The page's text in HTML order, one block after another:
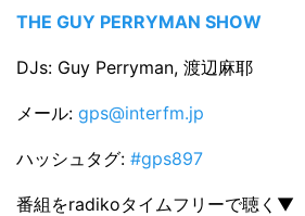
THE GUY PERRYMAN SHOW
DJs: Guy Perryman, 渡辺麻耶
メール: gps@interfm.jp
ハッシュタグ: #gps897
番組をradikoタイムフリーで聴く▼